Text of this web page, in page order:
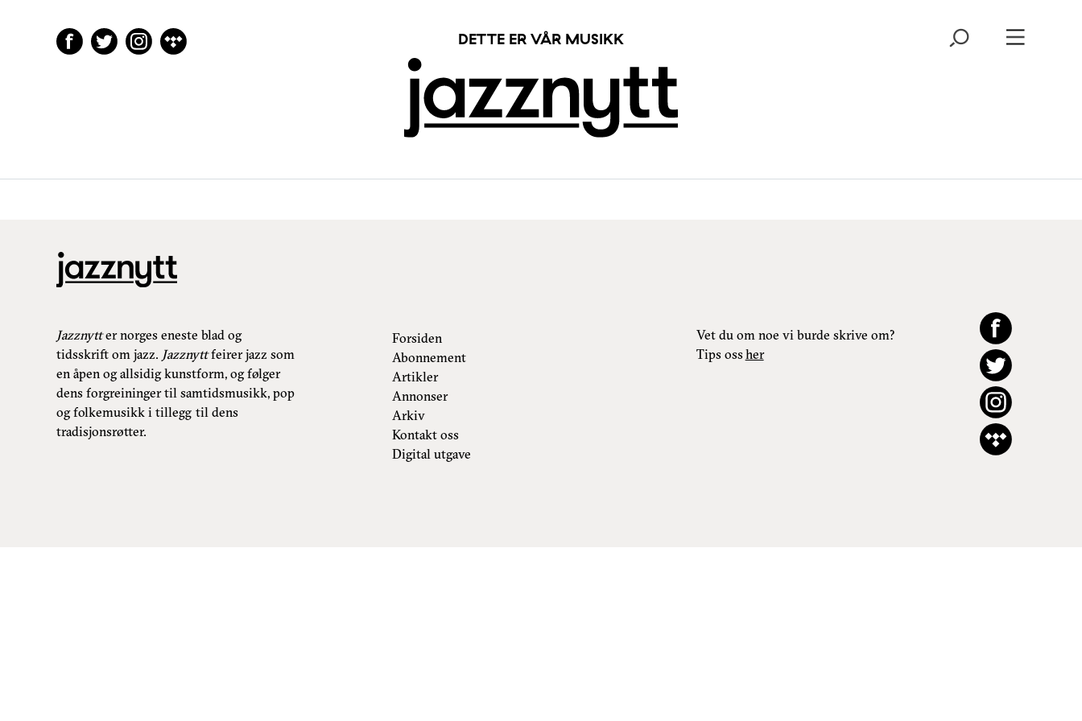
DETTE ER VÅR MUSIKK
Jazznytter norges eneste blad og
tidsskrift om jazz. Jazznyttfeirer jazz som
en åpen og allsidig kunstform, og følger
dens forgreininger til samtidsmusikk, pop
og folkemusikk i tillegg til dens
tradisjonsrøtter.
Forsiden
Abonnement
Artikler
Annonser
Arkiv
Kontakt oss
Digital utgave
Vet du om noe vi burde skrive om?
Tips ossher